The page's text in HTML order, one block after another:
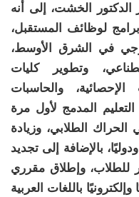
الدكتور الخشت، إلى أنه
وبرامج لوظائف المستقبل،
في الشرق الأوسط،
وتطوير كليات
الإحصائية، والحاسبات
المدمج لأول مرة
الطلابي، وزيادة
بالإضافة إلى تجديد
للطلاب، وإطلاق مقرري
باللغات العربية